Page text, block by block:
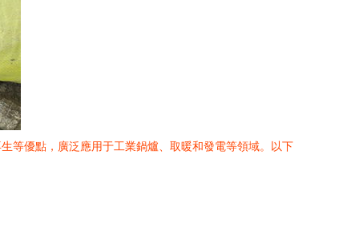
等優點，廣泛應用于工業鍋爐、取暖和發電等領域。以下